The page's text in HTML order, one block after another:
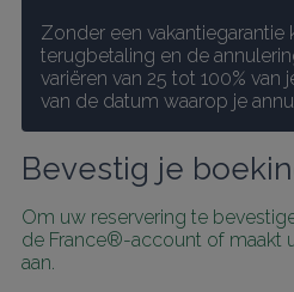
Zonder een
terugbetaling en de
variëren van 25 tot 100% van
van de datum waarop je
Bevestig je
Om uw reservering te
de France®-account of maakt
aan.